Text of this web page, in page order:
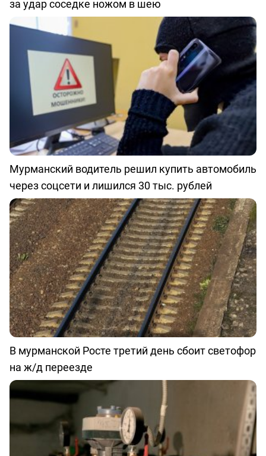
за удар соседке ножом в шею
Мурманский водитель решил купить автомобиль
через соцсети и лишился 30 тыс. рублей
В мурманской Росте третий день сбоит светофор
на ж/д переезде